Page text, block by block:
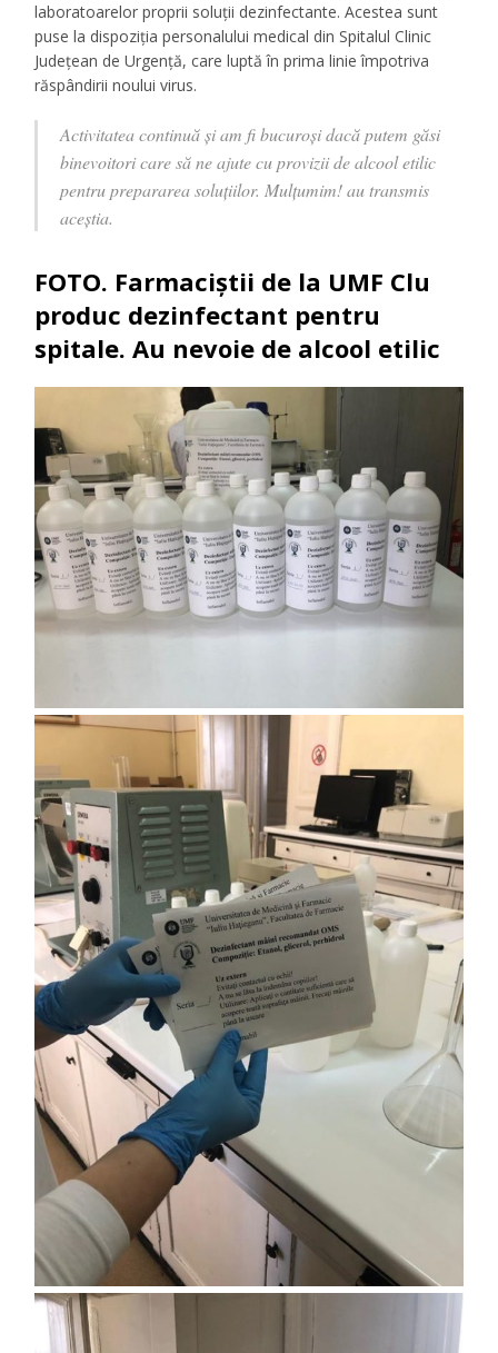
laboratoarelor proprii soluții dezinfectante. Acestea sunt
puse la dispoziția personalului medical din Spitalul Clinic
Județean de Urgență, care luptă în prima linie împotriva
răspândirii noului virus.
Activitatea continuă și am fi bucuroși dacă putem găsi
binevoitori care să ne ajute cu provizii de alcool etilic
pentru prepararea soluțiilor. Mulțumim! au transmis
aceștia.
FOTO. Farmaciștii de la UMF Clu
produc dezinfectant pentru
spitale. Au nevoie de alcool etilic